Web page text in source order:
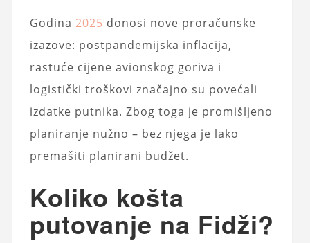
Godina 2025 donosi nove proračunske
izazove: postpandemijska inflacija,
rastuće cijene avionskog goriva i
logistički troškovi značajno su povećali
izdatke putnika. Zbog toga je promišljeno
planiranje nužno – bez njega je lako
premašiti planirani budžet.
Koliko košta
putovanje na Fidži?